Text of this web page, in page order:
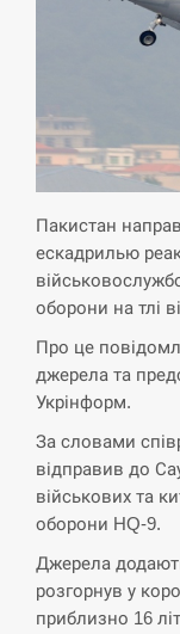
Пакистан
ескадрилью
оборони на тлі
Про це
джерела та
Укрінформ.
За словами
відправив до
військових та
оборони HQ-9.
Джерела
розгорнув у
приблизно 16